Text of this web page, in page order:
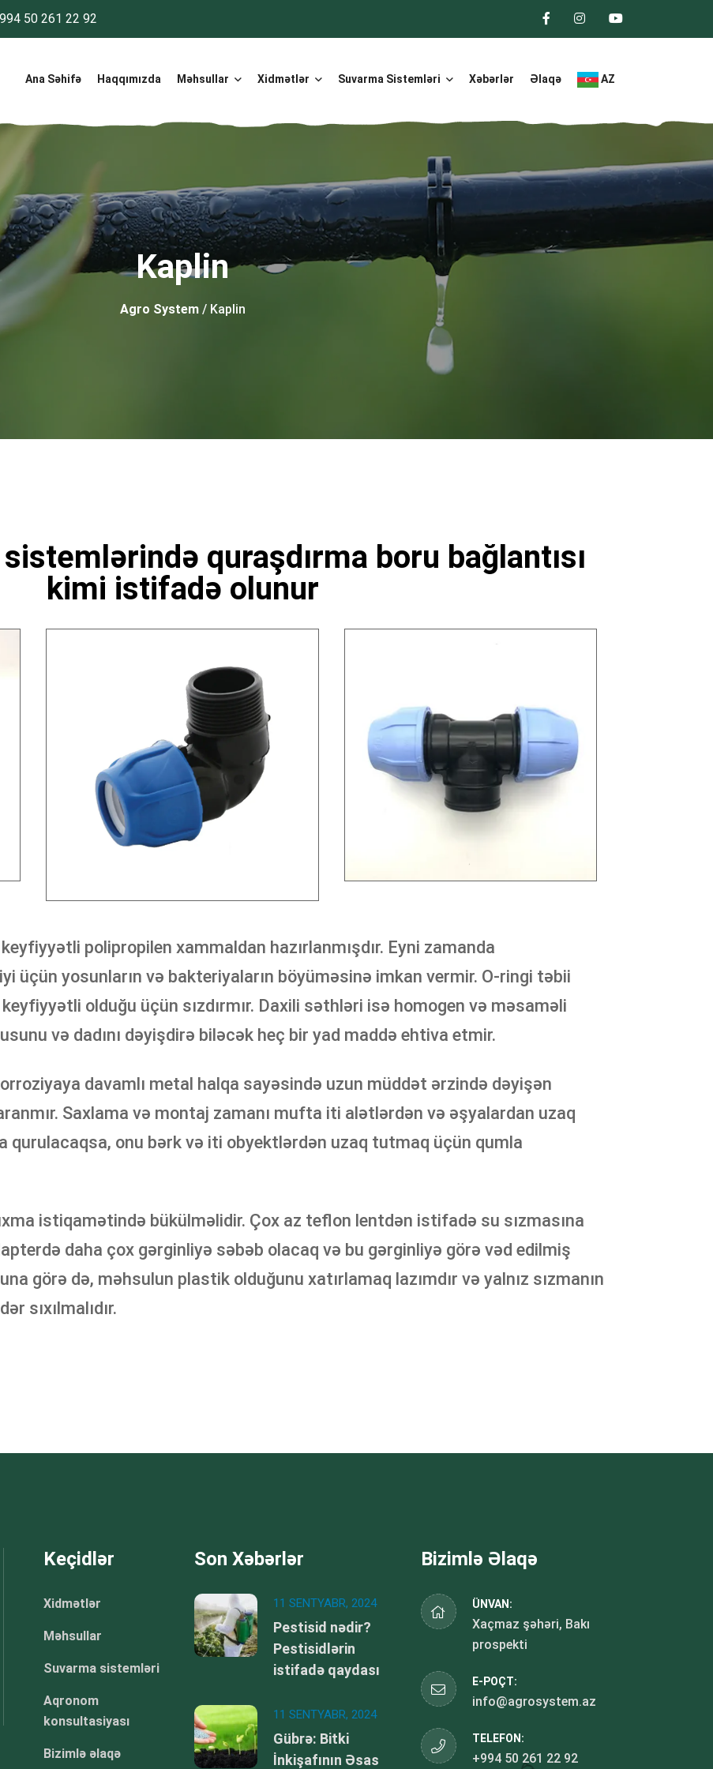
50 261 22 92
Ana Səhifə Haqqımızda Məhsullar Xidmətlər Suvarma Sistemləri Xəbərlər Əlaqə AZ
Kaplin
Agro System/ Kaplin
quraşdırma boru bağlantısı
kimi istifadə olunur
polipropilen xammaldan hazırlanmışdır. Eyni zamanda
üçün yosunların və bakteriyaların böyüməsinə imkan vermir. O-ringi təbii
olduğu üçün sızdırmır. Daxili səthləri isə homogen və məsaməli
və dadını dəyişdirə biləcək heç bir yad maddə ehtiva etmir.
davamlı metal halqa sayəsində uzun müddət ərzində dəyişən
Saxlama və montaj zamanı mufta iti alətlərdən və əşyalardan uzaq
qurulacaqsa, onu bərk və iti obyektlərdən uzaq tutmaq üçün qumla
istiqamətində bükülməlidir. Çox az teflon lentdən istifadə su sızmasına
daha çox gərginliyə səbəb olacaq və bu gərginliyə görə vəd edilmiş
görə də, məhsulun plastik olduğunu xatırlamaq lazımdır və yalnız sızmanın
sıxılmalıdır.
Keçidlər
Xidmətlər
Məhsullar
Suvarma sistemləri
Aqronom
konsultasiyası
Bizimlə əlaqə
Son Xəbərlər
11 SENTYABR, 2024
Pestisid nədir?
Pestisidlərin
istifadə qaydası
11 SENTYABR, 2024
Gübrə: Bitki
İnkişafının Əsas
Bizimlə Əlaqə
ÜNVAN:
Xaçmaz şəhəri, Bakı
prospekti
E-POÇT:
info@agrosystem.az
TELEFON:
+994 50 261 22 92